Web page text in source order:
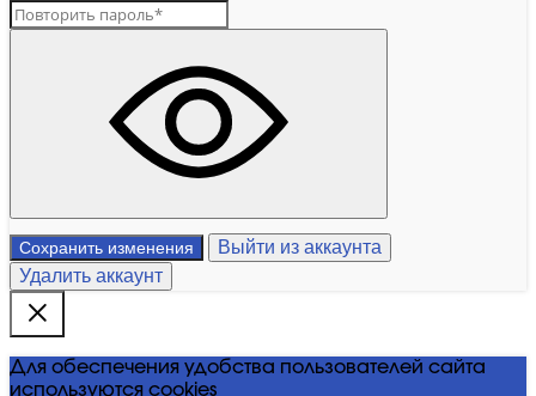
Сохранить изменения
Выйти из аккаунта
Удалить аккаунт
Для обеспечения удобства пользователей сайта
используются cookies